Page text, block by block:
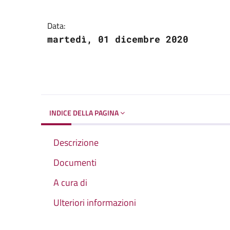
Data:
martedì, 01 dicembre 2020
INDICE DELLA PAGINA
Descrizione
Documenti
A cura di
Ulteriori informazioni